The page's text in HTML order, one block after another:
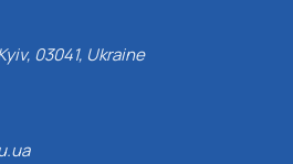
03041, Ukraine